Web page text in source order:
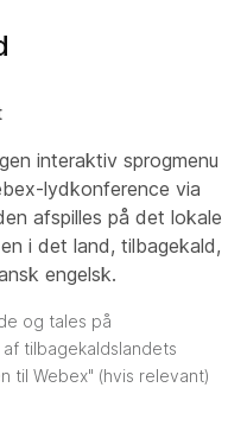
interaktiv sprogmenu
lydkonference via
afspilles på det lokale
i det land, tilbagekald,
engelsk.
og tales på
tilbagekaldslandets
til Webex" (hvis relevant)